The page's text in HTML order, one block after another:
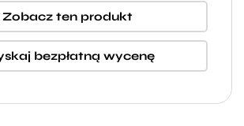
Zobacz ten produkt
bezpłatną wycenę